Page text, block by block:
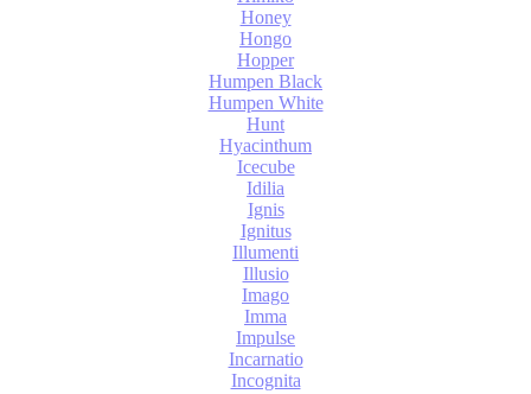
Honey
Hongo
Hopper
Humpen Black
Humpen White
Hunt
Hyacinthum
Icecube
Idilia
Ignis
Ignitus
Illumenti
Illusio
Imago
Imma
Impulse
Incarnatio
Incognita